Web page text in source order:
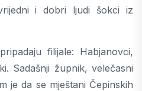
i dobri ljudi šokci iz
filijale: Habjanovci,
Sadašnji župnik, velečasni
je da se mještani Čepinskih